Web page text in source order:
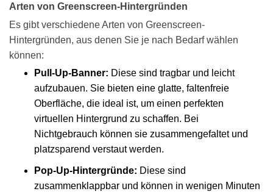
Arten von Greenscreen-Hintergründen
Es gibt verschiedene Arten von Greenscreen-
Hintergründen, aus denen Sie je nach Bedarf wählen
können:
Pull-Up-Banner: Diese sind tragbar und leicht
aufzubauen. Sie bieten eine glatte, faltenfreie
Oberfläche, die ideal ist, um einen perfekten
virtuellen Hintergrund zu schaffen. Bei
Nichtgebrauch können sie zusammengefaltet und
platzsparend verstaut werden.
Pop-Up-Hintergründe: Diese sind
zusammenklappbar und können in wenigen Minuten